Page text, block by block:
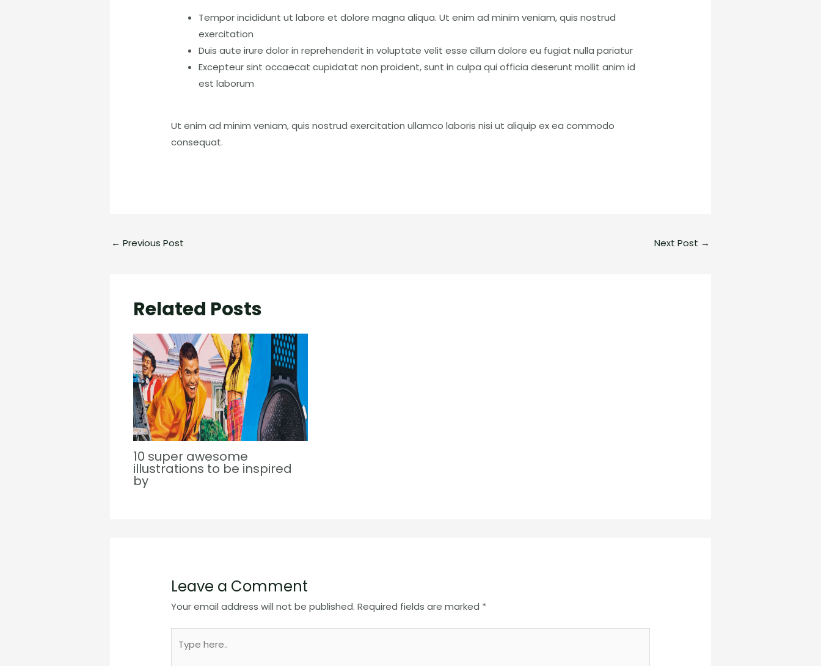
Tempor incididunt ut labore et dolore magna aliqua. Ut enim ad minim veniam, quis nostrud
exercitation
Duis aute irure dolor in reprehenderit in voluptate velit esse cillum dolore eu fugiat nulla pariatur
Excepteur sint occaecat cupidatat non proident, sunt in culpa qui officia deserunt mollit anim id
est laborum
Ut enim ad minim veniam, quis nostrud exercitation ullamco laboris nisi ut aliquip ex ea commodo
consequat.
← Previous Post Next Post →
Related Posts
10 super awesome
illustrations to be inspired
by
Leave a Comment
Your email address will not be published. Required fields are marked *
here..